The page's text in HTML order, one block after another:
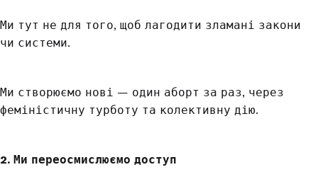
Ми тут не для того, щоб лагодити зламані закони
чи системи.
Ми створюємо нові — один аборт за раз, через
феміністичну турботу та колективну дію.
2. Ми переосмислюємо доступ